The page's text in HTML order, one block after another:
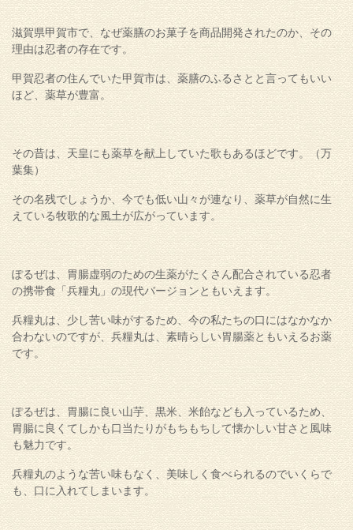
滋賀県甲賀市で、なぜ薬膳のお菓子を商品開発されたのか、その
理由は忍者の存在です。
甲賀忍者の住んでいた甲賀市は、薬膳のふるさとと言ってもいい
ほど、薬草が豊富。
その昔は、天皇にも薬草を献上していた歌もあるほどです。（万
葉集）
その名残でしょうか、今でも低い山々が連なり、薬草が自然に生
えている牧歌的な風土が広がっています。
ぽるぜは、胃腸虚弱のための生薬がたくさん配合されている忍者
の携帯食「兵糧丸」の現代バージョンともいえます。
兵糧丸は、少し苦い味がするため、今の私たちの口にはなかなか
合わないのですが、兵糧丸は、素晴らしい胃腸薬ともいえるお薬
です。
ぽるぜは、胃腸に良い山芋、黒米、米飴なども入っているため、
胃腸に良くてしかも口当たりがもちもちして懐かしい甘さと風味
も魅力です。
兵糧丸のような苦い味もなく、美味しく食べられるのでいくらで
も、口に入れてしまいます。